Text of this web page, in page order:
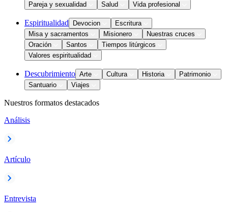
Pareja y sexualidad
Salud Vida profesional
Espiritualidad Devocion
Escritura
Misa y sacramentos
Misionero
Nuestras cruces
Oración
Santos
Tiempos litúrgicos
Valores espiritualidad
Descubrimiento Arte Cultura Historia
Patrimonio
Santuario
Viajes
Nuestros formatos destacados
Análisis
Artículo
Entrevista